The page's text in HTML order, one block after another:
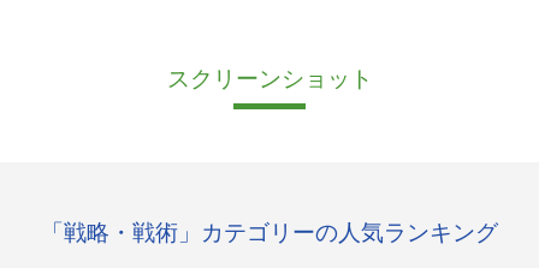
スクリーンショット
「戦略・戦術」カテゴリーの人気ランキング